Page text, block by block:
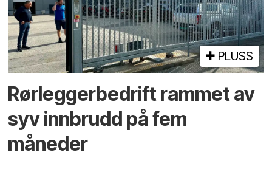
PLUSS
Rørlegger­bedrift rammet av
syv innbrudd på fem
måneder